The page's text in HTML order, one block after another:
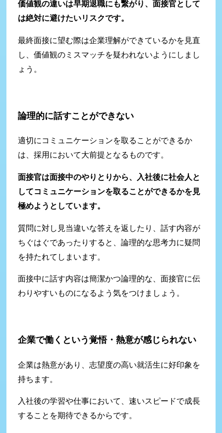
価値観の違いは早期退職にも繋がり、面接官として
は絶対に避けたいリスクです。
最終面接に望む際は企業理解ができているかを見直
し、価値観のミスマッチを疑われないようにしまし
ょう。
論理的に話すことができない
適切にコミュニケーションを取ることができるか
は、採用において大前提となるものです。
面接官は面接中のやりとりから、入社後に社会人と
してコミュニケーションを取ることができるかを見
極めようとしています。
質問に対し見当違いな答えを返したり、話す内容が
ちぐはぐであったりすると、論理的な思考力に疑問
を持たれてしまいます。
面接中に話す内容は簡潔かつ論理的な、面接官に伝
わりやすいものになるよう気をつけましょう。
企業で働くという覚悟・熱意が感じられない
企業は熱意があり、志望度の高い就活生に好印象を
持ちます。
入社後の学習や仕事において、速いスピードで成長
することを期待できるからです。